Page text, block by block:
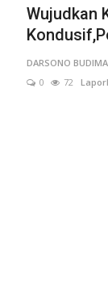
Wujudkan
DARSONO
0
72